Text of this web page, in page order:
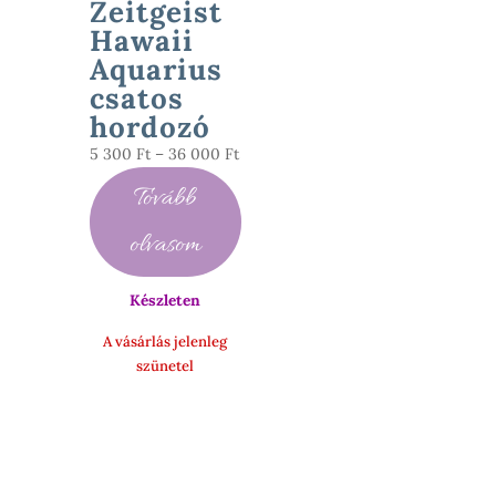
Zeitgeist
Hawaii
Aquarius
csatos
hordozó
5 300 Ft – 36 000 FtÁrtartomány:
300 Ft
-
Tovább
olvasom
Készleten
A vásárlás jelenleg
szünetel